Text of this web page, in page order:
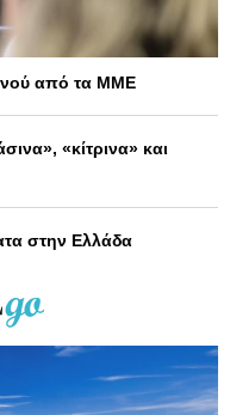
από τα ΜΜΕ
«κίτρινα» και
στην Ελλάδα